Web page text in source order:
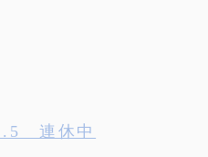
連休中